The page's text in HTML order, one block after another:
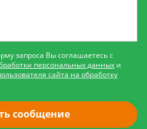
сообщение
запроса Вы соглашаетесь с
персональных данных и
сайта на обработку